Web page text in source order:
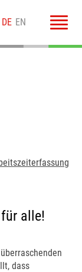
DE EN
alle!
dass